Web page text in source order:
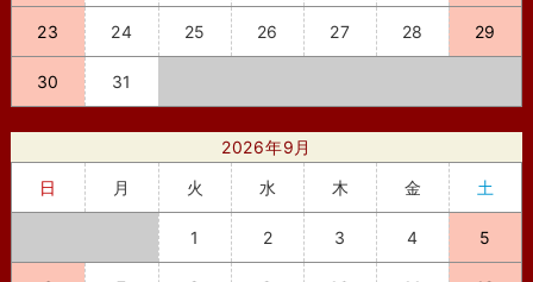
23 24 25 26 27 28 29
30 31
2026年9月
日
月 火 水 木 金 土
1 2 3 4 5